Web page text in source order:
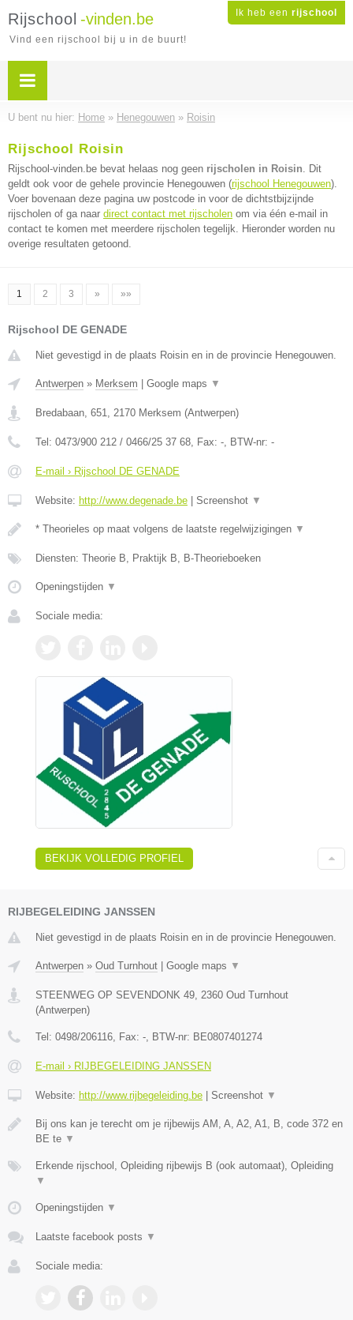
Ik heb een rijschool
Rijschool -vinden.be
Vind een rijschool bij u in de buurt!
U bent nu hier: Home » Henegouwen » Roisin
Rijschool Roisin
Rijschool-vinden.be bevat helaas nog geen rijscholen in Roisin. Dit
geldt ook voor de gehele provincie Henegouwen (rijschool Henegouwen).
Voer bovenaan deze pagina uw postcode in voor de dichtstbijzijnde
rijscholen of ga naar direct contact met rijscholen om via één e-mail in
contact te komen met meerdere rijscholen tegelijk. Hieronder worden nu
overige resultaten getoond.
1 2 3 » »»
Rijschool DE GENADE
Niet gevestigd in de plaats Roisin en in de provincie Henegouwen.
Antwerpen » Merksem Google maps ▼
Bredabaan, 651, 2170 Merksem (Antwerpen)
Tel: 0473/900 212 / 0466/25 37 68, Fax: -, BTW-nr: -
E-mail › Rijschool DE GENADE
Website: http://www.degenade.be Screenshot ▼
* Theorieles op maat volgens de laatste regelwijzigingen ▼
Diensten: Theorie B, Praktijk B, B-Theorieboeken
Openingstijden ▼
Sociale media:
BEKIJK VOLLEDIG PROFIEL
RIJBEGELEIDING JANSSEN
Niet gevestigd in de plaats Roisin en in de provincie Henegouwen.
Antwerpen » Oud Turnhout Google maps ▼
STEENWEG OP SEVENDONK 49, 2360 Oud Turnhout
(Antwerpen)
Tel: 0498/206116, Fax: -, BTW-nr: BE0807401274
E-mail › RIJBEGELEIDING JANSSEN
Website: http://www.rijbegeleiding.be Screenshot ▼
Bij ons kan je terecht om je rijbewijs AM, A, A2, A1, B, code 372 en
BE te ▼
Erkende rijschool, Opleiding rijbewijs B (ook automaat), Opleiding
▼
Openingstijden ▼
Laatste facebook posts ▼
Sociale media: